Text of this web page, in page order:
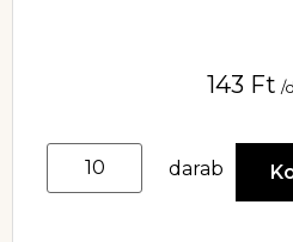
143 Ft /
darab